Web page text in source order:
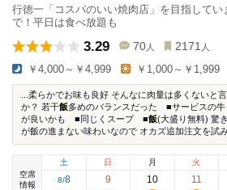
行徳一「コスパのいい焼肉店」を目指して
で！平日は食べ放題も
3.29 70 人 2171 人
￥4,000～￥4,999 ￥1,000～￥1,999
...柔らかでお味も良好 そんなに肉量は多くないと
か？ 若干飯多めのバランスだった ■サービスの牛
が良いかも ■同じくスープ ■飯(大盛り無料) 驚
が飯の進まない味わいなので オカズ追加注文を試み
空席
情報
土
8/8
日
9
月
10
火
11